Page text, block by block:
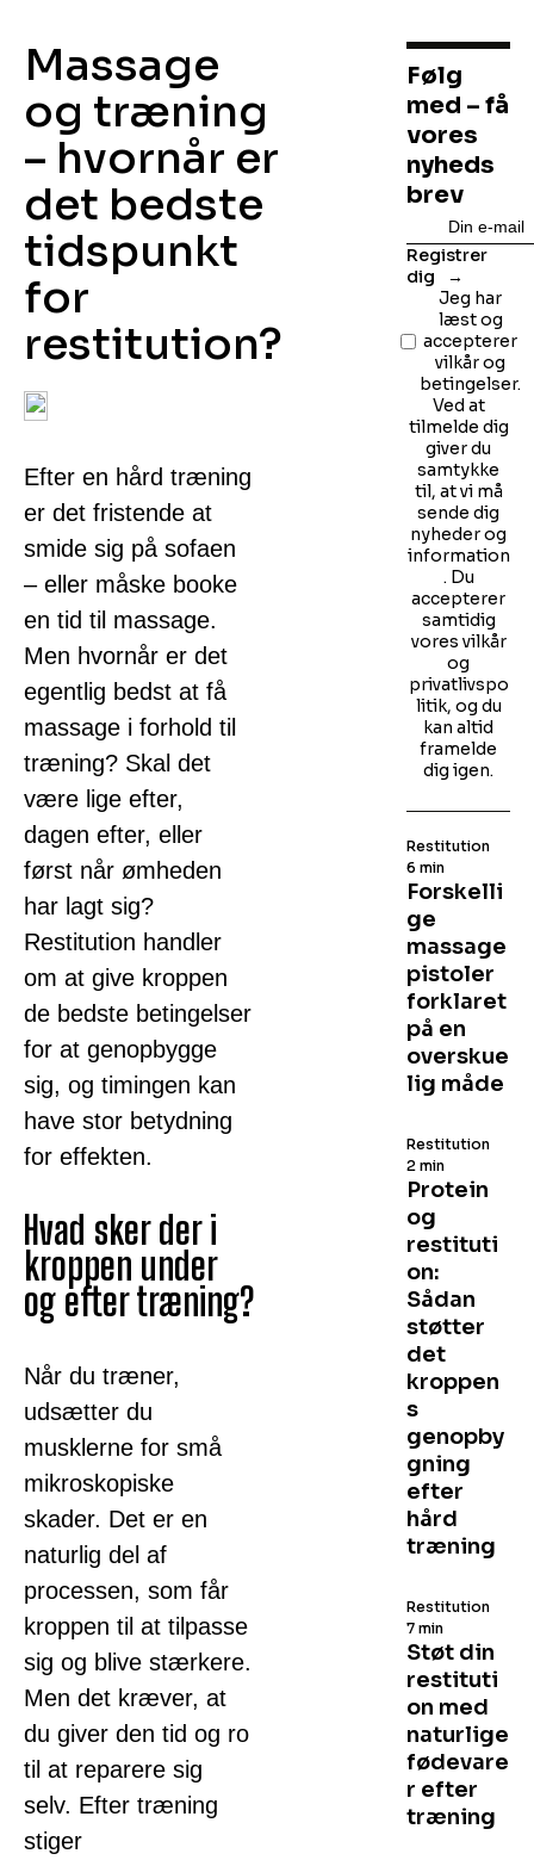
Massage
og træning
– hvornår er
det bedste
tidspunkt
for
restitution?
Efter en hård træning
er det fristende at
smide sig på sofaen
– eller måske booke
en tid til massage.
Men hvornår er det
egentlig bedst at få
massage i forhold til
træning? Skal det
være lige efter,
dagen efter, eller
først når ømheden
har lagt sig?
Restitution handler
om at give kroppen
de bedste betingelser
for at genopbygge
sig, og timingen kan
have stor betydning
for effekten.
Hvad sker der i
kroppen under
og efter træning?
Når du træner,
udsætter du
musklerne for små
mikroskopiske
skader. Det er en
naturlig del af
processen, som får
kroppen til at tilpasse
sig og blive stærkere.
Men det kræver, at
du giver den tid og ro
til at reparere sig
selv. Efter træning
stiger
Følg
med – få
vores
nyheds
brev
Registrer
dig
Jeg har
læst og
accepterer
vilkår og
betingelser.
Ved at
tilmelde dig
giver du
samtykke
til, at vi må
sende dig
nyheder og
information
. Du
accepterer
samtidig
vores vilkår
og
privatlivspo
litik, og du
kan altid
framelde
dig igen.
Forskelli
ge
massage
pistoler
forklaret
på en
overskue
lig måde
Restitution
6 min
Protein
og
restituti
on:
Sådan
støtter
det
kroppen
s
genopby
gning
efter
hård
træning
Restitution
2 min
Støt din
restituti
on med
naturlige
fødevare
r efter
træning
Restitution
7 min